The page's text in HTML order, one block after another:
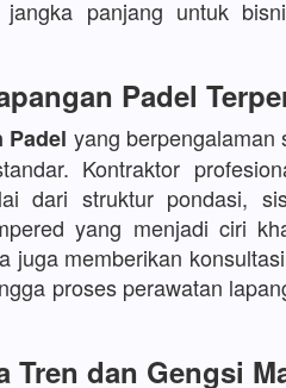
panjang untuk
Padel
Padel yang berpengalaman
Kontraktor
dari struktur pondasi,
yang menjadi ciri
juga memberikan
proses perawatan
Tren dan Gengsi